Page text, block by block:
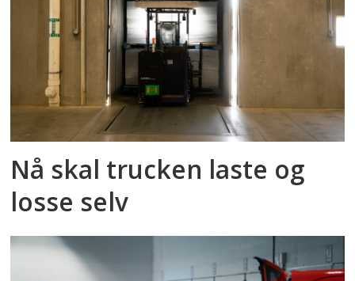
Nå skal trucken laste og
losse selv